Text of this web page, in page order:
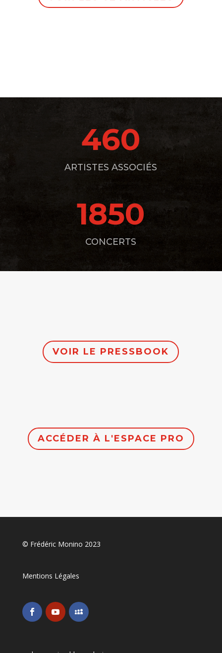
460
ARTISTES ASSOCIÉS
1850
CONCERTS
VOIR LE PRESSBOOK
ACCÉDER À L'ESPACE PRO
© Frédéric Monino 2023
Mentions Légales